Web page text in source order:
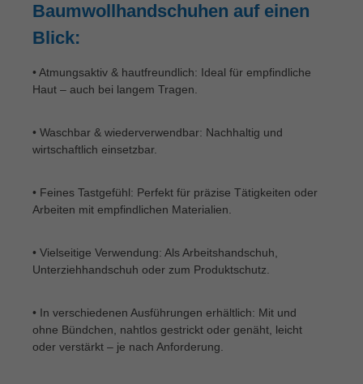
Baumwollhandschuhen auf einen
Blick:
• Atmungsaktiv & hautfreundlich: Ideal für empfindliche
Haut – auch bei langem Tragen.
• Waschbar & wiederverwendbar: Nachhaltig und
wirtschaftlich einsetzbar.
• Feines Tastgefühl: Perfekt für präzise Tätigkeiten oder
Arbeiten mit empfindlichen Materialien.
• Vielseitige Verwendung: Als Arbeitshandschuh,
Unterziehhandschuh oder zum Produktschutz.
• In verschiedenen Ausführungen erhältlich: Mit und
ohne Bündchen, nahtlos gestrickt oder genäht, leicht
oder verstärkt – je nach Anforderung.